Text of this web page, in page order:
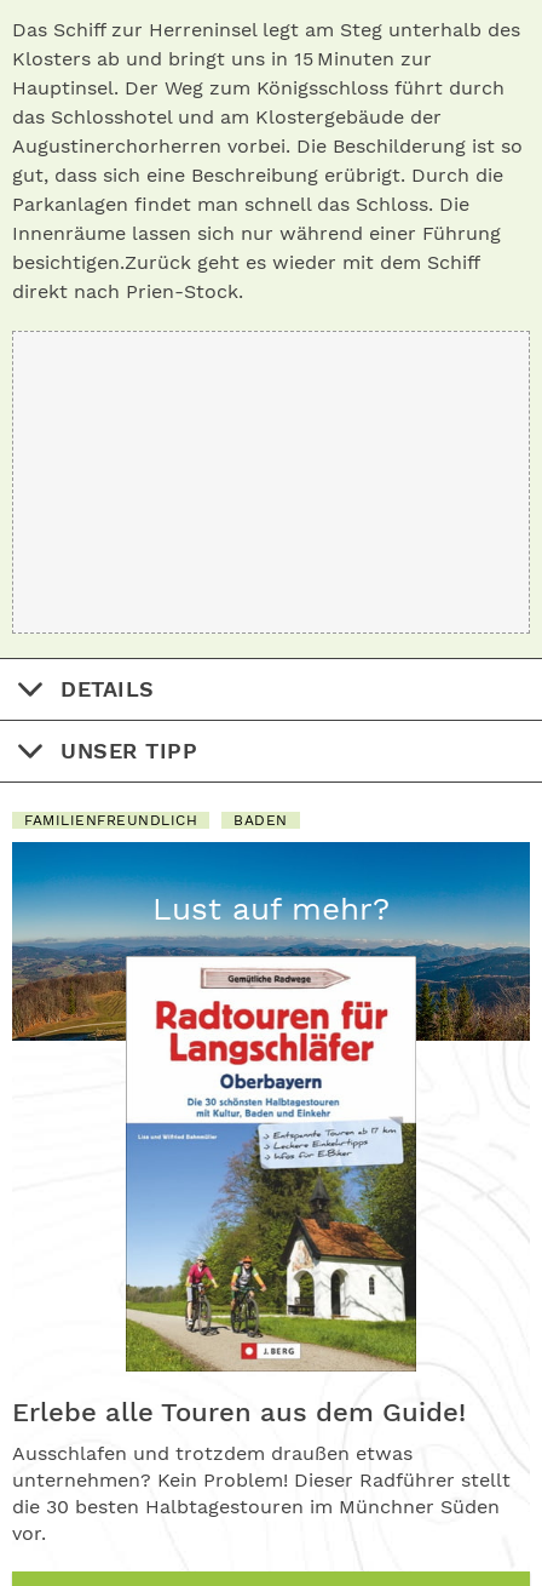
Das Schiff zur Herreninsel legt am Steg unterhalb des
Klosters ab und bringt uns in 15 Minuten zur
Hauptinsel. Der Weg zum Königsschloss führt durch
das Schlosshotel und am Klostergebäude der
Augustinerchorherren vorbei. Die Beschilderung ist so
gut, dass sich eine Beschreibung erübrigt. Durch die
Parkanlagen findet man schnell das Schloss. Die
Innenräume lassen sich nur während einer Führung
besichtigen.Zurück geht es wieder mit dem Schiff
direkt nach Prien-Stock.
DETAILS
UNSER TIPP
FAMILIENFREUNDLICH BADEN
Lust auf mehr?
Erlebe alle Touren aus dem Guide!
Ausschlafen und trotzdem draußen etwas
unternehmen? Kein Problem! Dieser Radführer stellt
die 30 besten Halbtagestouren im Münchner Süden
vor.